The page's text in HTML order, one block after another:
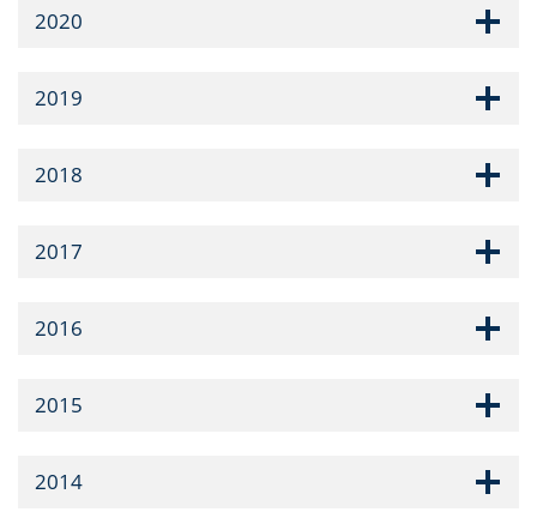
2020
2019
2018
2017
2016
2015
2014